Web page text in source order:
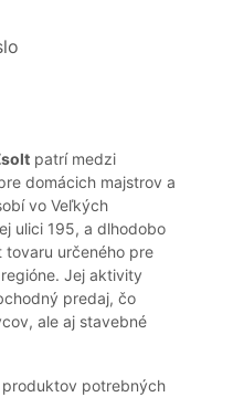
patrí medzi
domácich majstrov a
vo Veľkých
ulici 195, a dlhodobo
tovaru určeného pre
Jej aktivity
predaj, čo
ale aj stavebné
produktov potrebných